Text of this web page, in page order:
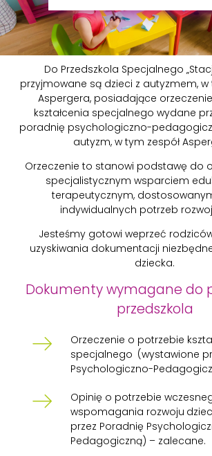
Do Przedszkola Specjalnego
przyjmowane są dzieci z autyzmem, w
Aspergera, posiadające
kształcenia specjalnego wydane
poradnię psychologiczno-
autyzm, w tym zespół
Orzeczenie to stanowi podstawę do
specjalistycznym wsparciem
terapeutycznym,
indywidualnych potrzeb
Jesteśmy gotowi weprzeć
uzyskiwania dokumentacji
dziecka.
Dokumenty wymagane do
przedszkola
Orzeczenie o potrzebie
specjalnego (wystawione
Psychologiczno-
Opinię o potrzebie
wspomagania rozwoju
przez Poradnię
Pedagogiczną) – zalecane.